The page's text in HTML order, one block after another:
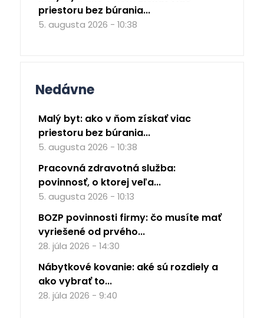
priestoru bez búrania...
5. augusta 2026 - 10:38
Nedávne
Malý byt: ako v ňom získať viac
priestoru bez búrania...
5. augusta 2026 - 10:38
Pracovná zdravotná služba:
povinnosť, o ktorej veľa...
5. augusta 2026 - 10:13
BOZP povinnosti firmy: čo musíte mať
vyriešené od prvého...
28. júla 2026 - 14:30
Nábytkové kovanie: aké sú rozdiely a
ako vybrať to...
28. júla 2026 - 9:40